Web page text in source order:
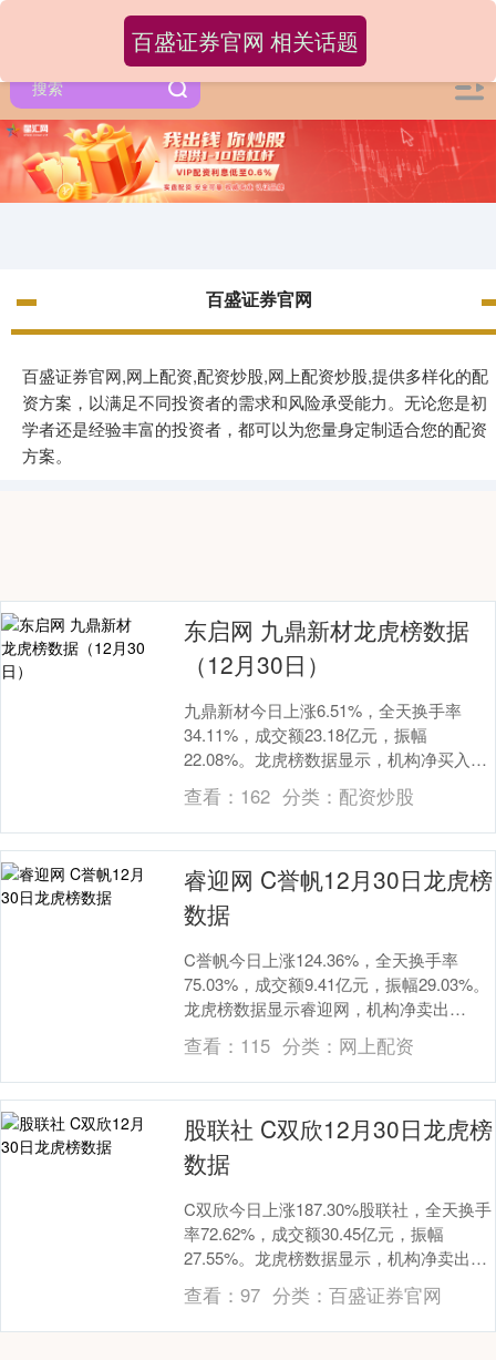
百盛证券官网
百盛证券官网,网上配资,配资炒股,网上配资炒股,提供多样化的配
资方案，以满足不同投资者的需求和风险承受能力。无论您是初
学者还是经验丰富的投资者，都可以为您量身定制适合您的配资
方案。
百盛证券官网 相关话题
东启网 九鼎新材龙虎榜数据
（12月30日）
九鼎新材今日上涨6.51%，全天换手率
34.11%，成交额23.18亿元，振幅
22.08%。龙虎榜数据显示，机构净买入
7081.38万元，深股通净买入1025.....
查看： 162 分类： 配资炒股
睿迎网 C誉帆12月30日龙虎榜
数据
C誉帆今日上涨124.36%，全天换手率
75.03%，成交额9.41亿元，振幅29.03%。
龙虎榜数据显示睿迎网，机构净卖出
515.67万元，营业部席位合计净买....
查看： 115 分类： 网上配资
股联社 C双欣12月30日龙虎榜
数据
C双欣今日上涨187.30%股联社，全天换手
率72.62%，成交额30.45亿元，振幅
27.55%。龙虎榜数据显示，机构净卖出
1189.49万元，营业部席位合计....
查看：97 分类： 百盛证券官网